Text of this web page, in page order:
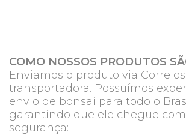
COMO NOSSOS PRODUTOS
Enviamos o produto via
transportadora. Possuímos
envio de bonsai para todo o
garantindo que ele chegue com
segurança: